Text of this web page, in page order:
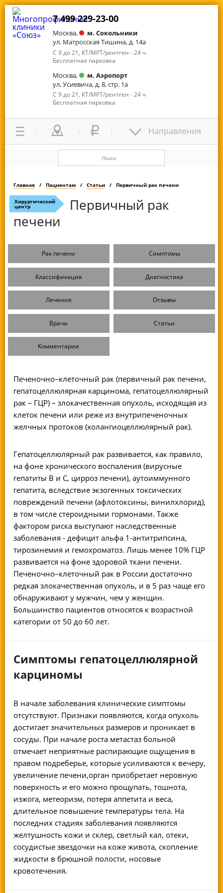
7 499 229-23-00
Москва,
м. Сокольники
ул. Матросская Тишина, д. 14а
С 9 до 21, КТ/МРТ/рентген - 24 ч
Бесплатная парковка
Москва,
м. Аэропорт
ул. Усиевича, д. 8, стр. 1а
С 9 до 21, КТ/МРТ/рентген - 24 ч
Бесплатная парковка
Направления
Главная Пациентам Статьи Первичный рак печени
Хирургический
центр
Первичный рак
печени
Рак печени Симптомы
Классификация Диагностика
Лечение Отзывы
Врачи Статьи
Комментарии
Печеночно–клеточный рак (первичный рак печени,
гепатоцеллюлярная карцинома, гепатоцеллюлярный
рак – ГЦР) – злокачественная опухоль, исходящая из
клеток печени или реже из внутрипеченочных
желчных протоков (холангиоцеллюлярный рак).
Гепатоцеллюлярный рак развивается, как правило,
на фоне хронического воспаления (вирусные
гепатиты В и С, цирроз печени), аутоиммунного
гепатита, вследствие экзогенных токсических
повреждений печени (афлотоксины, винилхлорид),
в том числе стероидными гормонами. Также
фактором риска выступают наследственные
заболевания - дефицит альфа 1-антитрипсина,
тирозинемия и гемохроматоз. Лишь менее 10% ГЦР
развивается на фоне здоровой ткани печени.
Печеночно–клеточный рак в России достаточно
редкая злокачественная опухоль, и в 5 раз чаще его
обнаруживают у мужчин, чем у женщин.
Большинство пациентов относятся к возрастной
категории от 50 до 60 лет.
Симптомы гепатоцеллюлярной
карциномы
В начале заболевания клинические симптомы
отсутствуют. Признаки появляются, когда опухоль
достигает значительных размеров и проникает в
сосуды. При начале роста метастаз больной
отмечает неприятные распирающие ощущения в
правом подреберье, которые усиливаются к вечеру,
увеличение печени,орган приобретает неровную
поверхность и его можно прощупать, тошнота,
изжога, метеоризм, потеря аппетита и веса,
длительное повышение температуры тела. На
последних стадиях заболевания появляются
желтушность кожи и склер, светлый кал, отеки,
сосудистые звездочки на коже живота, скопление
жидкости в брюшной полости, носовые
кровотечения.